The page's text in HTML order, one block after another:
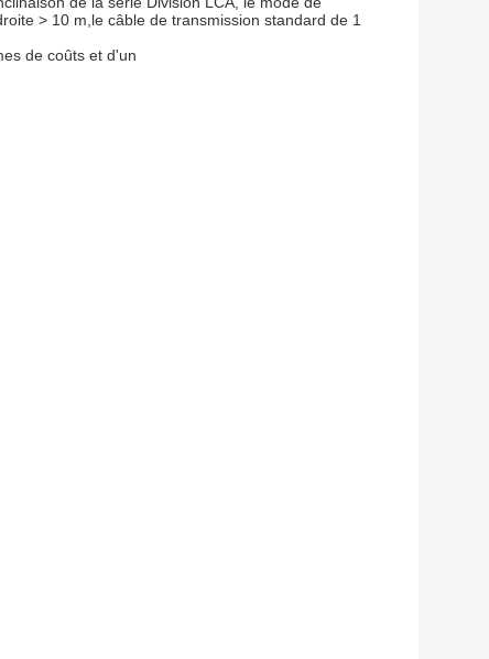
> 10 m,le câble de transmission standard de 1
de coûts et d'un